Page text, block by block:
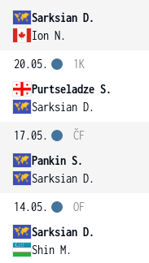
Sarksian D.
Ion N.
20.05.
Purtseladze S.
Sarksian D.
1K
17.05.
Pankin S.
Sarksian D.
ČF
14.05.
Sarksian D.
Shin M.
OF